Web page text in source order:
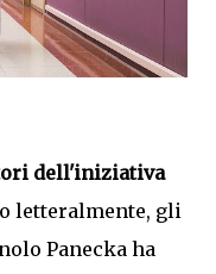
dell'iniziativa
letteralmente, gli
Panecka ha